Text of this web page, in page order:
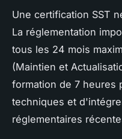
Une certification SST
La réglementation
tous les 24 mois
(Maintien et
formation de 7 heures
techniques et
réglementaires